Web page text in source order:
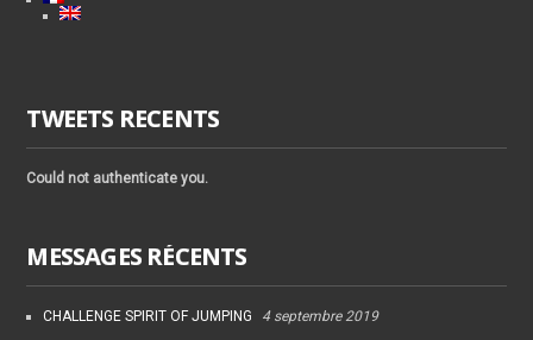
TWEETS RECENTS
Could not authenticate you.
MESSAGES RÉCENTS
CHALLENGE SPIRIT OF JUMPING 4 septembre 2019